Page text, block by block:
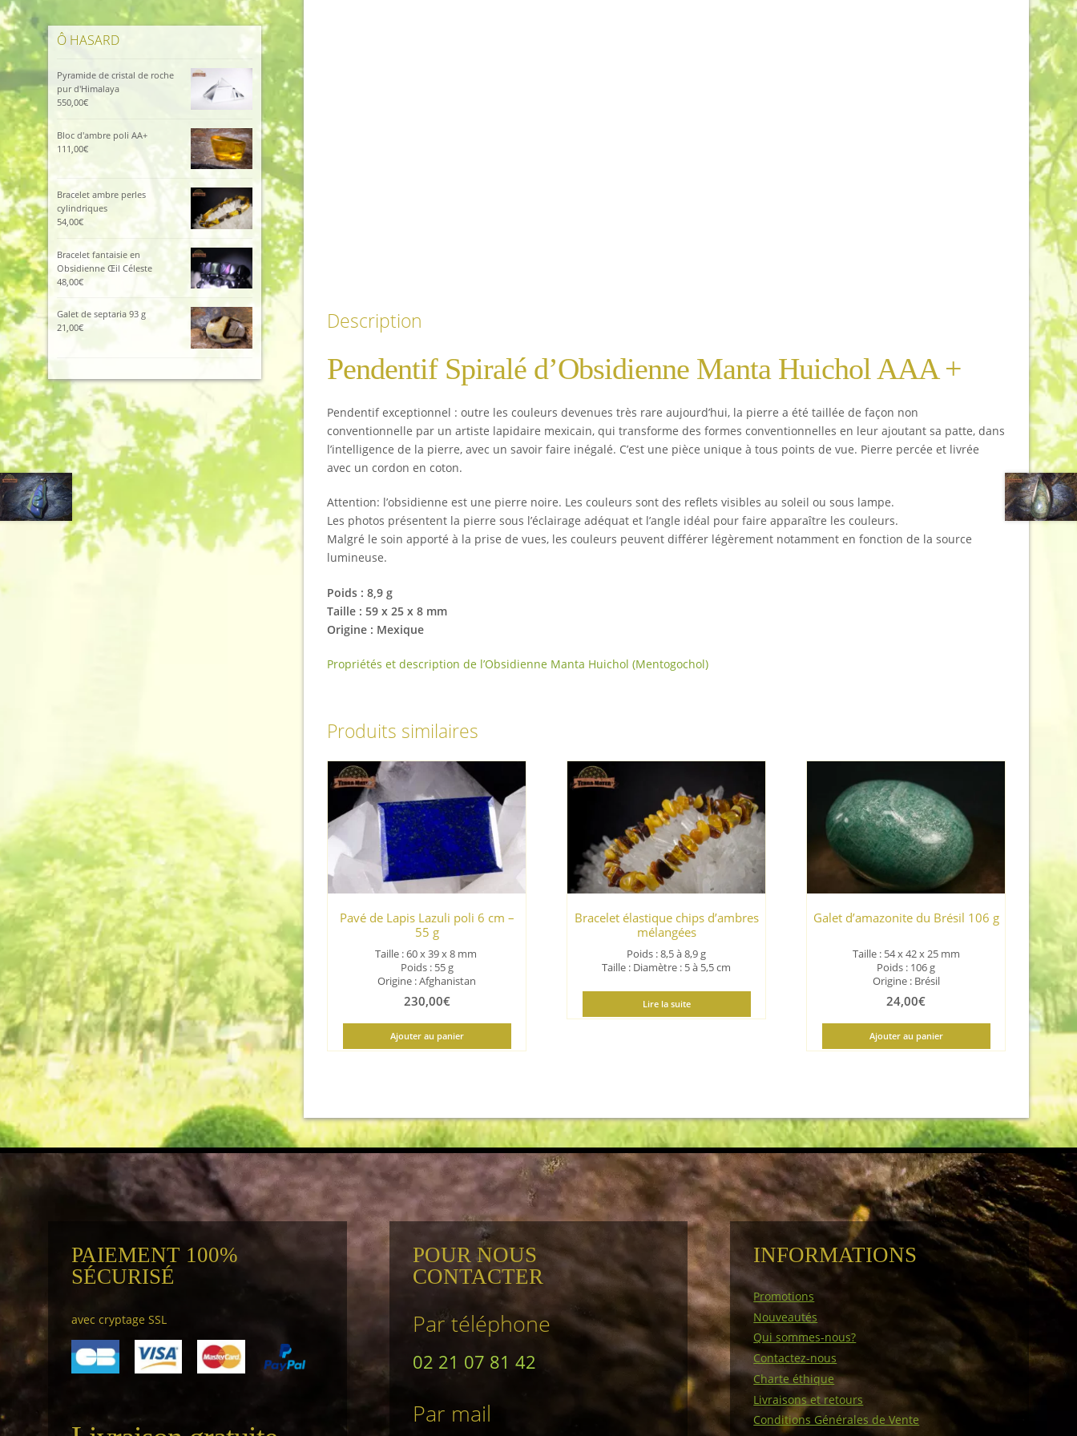
Description
Pendentif Spiralé d’Obsidienne Manta Huichol AAA +
Pendentif exceptionnel : outre les couleurs devenues très rare aujourd’hui, la pierre a été taillée de façon non
conventionnelle par un artiste lapidaire mexicain, qui transforme des formes conventionnelles en leur ajoutant sa patte, dans
l’intelligence de la pierre, avec un savoir faire inégalé. C’est une pièce unique à tous points de vue. Pierre percée et livrée
avec un cordon en coton.
Attention: l’obsidienne est une pierre noire. Les couleurs sont des reflets visibles au soleil ou sous lampe.
Les photos présentent la pierre sous l’éclairage adéquat et l’angle idéal pour faire apparaître les couleurs.
Malgré le soin apporté à la prise de vues, les couleurs peuvent différer légèrement notamment en fonction de la source
lumineuse.
Poids : 8,9g
Taille : 59 x 25 x 8 mm
Origine : Mexique
Propriétés et description de l’Obsidienne Manta Huichol (Mentogochol)
Produits similaires
Pavé de Lapis Lazuli poli 6 cm –
55 g
Taille : 60 x 39 x 8mm
Poids : 55 g
Origine : Afghanistan
230,00€
Ajouter au panier
Bracelet élastique chips d’ambres
mélangées
Poids : 8,5 à 8,9 g
Taille : Diamètre : 5 à 5,5 cm
Lire la suite
Galet d’amazonite du Brésil 106 g
Taille : 54 x 42 x 25 mm
Poids : 106 g
Origine : Brésil
24,00€
Ajouter au panier
Ô HASARD
Pyramide de cristal de roche
pur d'Himalaya
550,00€
Bloc d'ambre poli AA+
111,00€
Bracelet ambre perles
cylindriques
54,00€
Bracelet fantaisie en
Obsidienne Œil Céleste
48,00€
Galet de septaria 93 g
21,00€
PAIEMENT 100%
SÉCURISÉ
avec cryptage SSL
POUR NOUS
CONTACTER
Par téléphone
02 21 07 81 42
Par mail
INFORMATIONS
Promotions
Nouveautés
Qui sommes-nous?
Contactez-nous
Charte éthique
Livraisons et retours
Conditions Générales de Vente